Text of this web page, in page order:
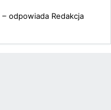
– odpowiada Redakcja